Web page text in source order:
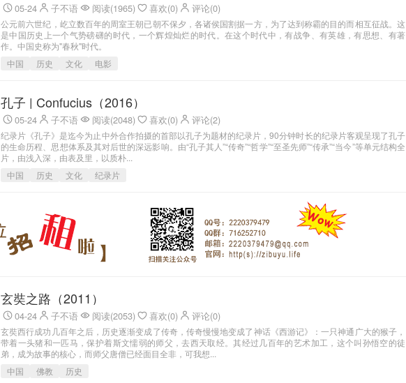
05-24 子不语 阅读(1965) 喜欢(0) 评论(0)
公元前六世纪，屹立数百年的周室王朝已朝不保夕，各诸侯国割据一方，为了达到称霸的目的而相互征战。这
是中国历史上一个气势磅礴的时代，一个辉煌灿烂的时代。在这个时代中，有战争、有英雄，有思想、有著
作。中国史称为"春秋"时代。
中国
历史 文化 电影
孔子 | Confucius（2016）
05-24 子不语 阅读(2048) 喜欢(0) 评论(2)
纪录片《孔子》是迄今为止中外合作拍摄的首部以孔子为题材的纪录片，90分钟时长的纪录片客观呈现了孔子
的生命历程、思想体系及其对后世的深远影响。由“孔子其人”“传奇”“哲学”“至圣先师”“传承”“当今”等单元结构全
片，由浅入深，由表及里，以质朴...
中国
历史 文化 纪录片
玄奘之路（2011）
04-24 子不语 阅读(2053) 喜欢(0) 评论(0)
玄奘西行成功几百年之后，历史逐渐变成了传奇，传奇慢慢地变成了神话《西游记》：一只神通广大的猴子，
带着一头猪和一匹马，保护着斯文懦弱的师父，去西天取经。其经过几百年的艺术加工，这个叫孙悟空的徒
弟，成为故事的核心，而师父唐僧已经面目全非，可我想...
中国
佛教 历史